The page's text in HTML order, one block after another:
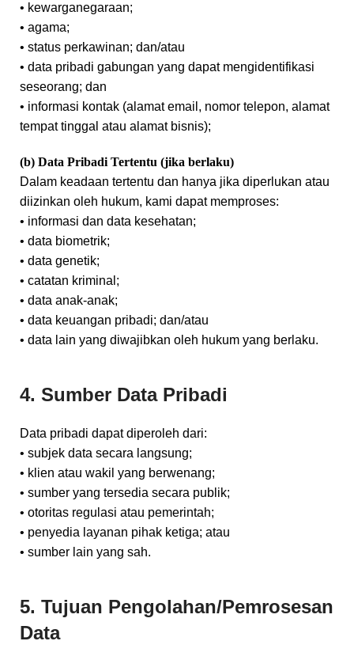
• kewarganegaraan;
• agama;
• status perkawinan; dan/atau
• data pribadi gabungan yang dapat mengidentifikasi
seseorang; dan
• informasi kontak (alamat email, nomor telepon, alamat
tempat tinggal atau alamat bisnis);
(b) Data Pribadi Tertentu (jika berlaku)
Dalam keadaan tertentu dan hanya jika diperlukan atau
diizinkan oleh hukum, kami dapat memproses:
• informasi dan data kesehatan;
• data biometrik;
• data genetik;
• catatan kriminal;
• data anak-anak;
• data keuangan pribadi; dan/atau
• data lain yang diwajibkan oleh hukum yang berlaku.
4. Sumber Data Pribadi
Data pribadi dapat diperoleh dari:
• subjek data secara langsung;
• klien atau wakil yang berwenang;
• sumber yang tersedia secara publik;
• otoritas regulasi atau pemerintah;
• penyedia layanan pihak ketiga; atau
• sumber lain yang sah.
5. Tujuan Pengolahan/Pemrosesan
Data